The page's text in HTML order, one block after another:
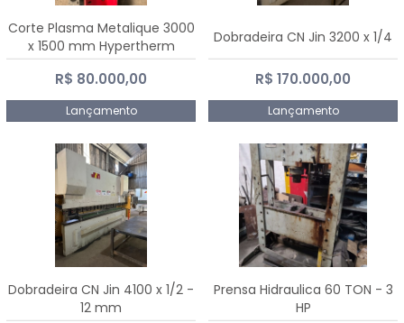
Corte Plasma Metalique 3000
x 1500 mm Hypertherm
Powermax 45 xp
R$ 80.000,00
Lançamento
Dobradeira CN Jin 3200 x 1/4
R$ 170.000,00
Lançamento
Dobradeira CN Jin 4100 x 1/2 -
12 mm
Prensa Hidraulica 60 TON - 3
HP